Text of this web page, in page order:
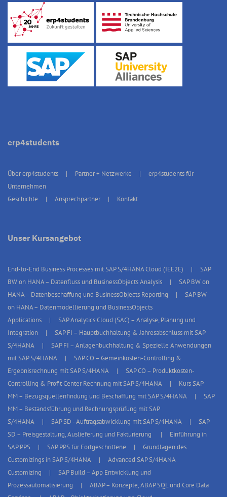
erp4students
Über erp4students Partner + Netzwerke
erp4students für
Unternehmen
Geschichte
Ansprechpartner Kontakt
Unser Kursangebot
End-to-End Business Processes mit SAP S/4HANA Cloud (IEE2E)
SAP
BW on HANA – Datenfluss und BusinessObjects Analysis
SAP BW on
HANA – Datenbeschaffung und BusinessObjects Reporting
SAP BW
on HANA – Datenmodellierung und BusinessObjects
Applications
SAP Analytics Cloud (SAC) – Analyse, Planung und
Integration
SAP FI – Hauptbuchhaltung & Jahresabschluss mit SAP
S/4HANA
SAP FI – Anlagenbuchhaltung & Spezielle Anwendungen
mit SAP S/4HANA
SAP CO – Gemeinkosten-Controlling &
Ergebnisrechnung mit SAP S/4HANA
SAP CO – Produktkosten-
Controlling & Profit Center Rechnung mit SAP S/4HANA
Kurs SAP
MM – Bezugsquellenfindung und Beschaffung mit SAP S/4HANA
SAP
MM – Bestandsführung und Rechnungsprüfung mit SAP
S/4HANA
SAP SD - Auftragsabwicklung mit SAP S/4HANA
SAP
SD – Preisgestaltung, Auslieferung und Fakturierung
Einführung in
SAP PPS
SAP PPS für Fortgeschrittene
Grundlagen des
Customizings in SAP S/4HANA
Advanced SAP S/4HANA
Customizing
SAP Build – App Entwicklung und
Prozessautomatisierung
ABAP – Konzepte, ABAP SQL und Core Data